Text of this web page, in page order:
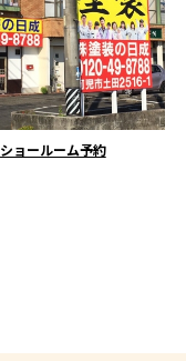
ショールーム予約